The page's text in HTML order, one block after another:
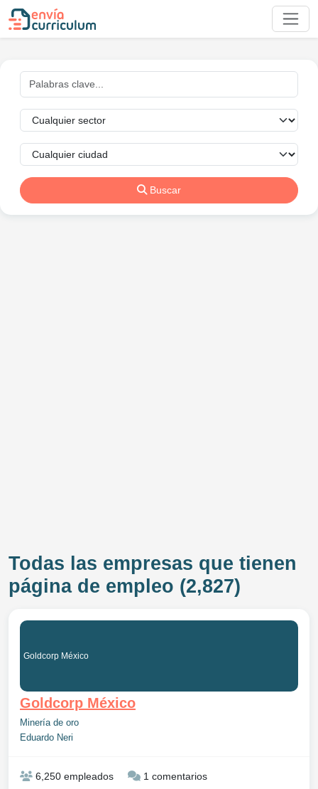
Buscar
Todas las empresas que tienen
página de empleo (2,827)
Goldcorp México
Goldcorp México
Minería de oro
Eduardo Neri
6,250 empleados 1 comentarios